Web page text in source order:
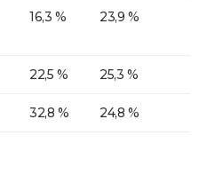
16,3 % 23,9 %
22,5 % 25,3 %
32,8 % 24,8 %